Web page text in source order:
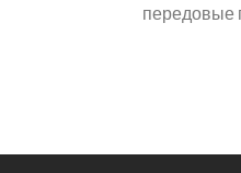
передовые